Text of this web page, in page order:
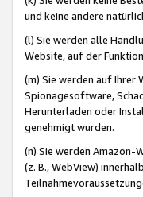
und keine andere
(l) Sie werden alle
Website, auf der
(m) Sie werden auf Ihrer
Spionagesoftware,
Herunterladen oder
genehmigt wurden.
(n) Sie werden Amazon-
(z. B., WebView)